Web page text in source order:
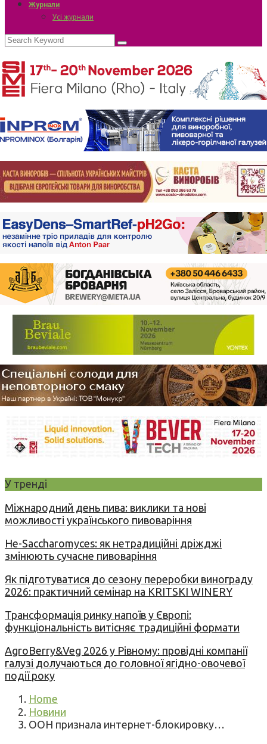
Журнали
Усі журнали
У тренді
Міжнародний день пива: виклики та нові
можливості українського пивоваріння
Не-Saccharomyces: як нетрадиційні дріжджі
змінюють сучасне пивоваріння
Як підготуватися до сезону переробки винограду
2026: практичний семінар на KRITSKI WINERY
Трансформація ринку напоїв у Європі:
функціональність витісняє традиційні формати
AgroBerry&Veg 2026 у Рівному: провідні компанії
галузі долучаються до головної ягідно-овочевої
події року
Home
Новини
ООН признала интернет-блокировку…